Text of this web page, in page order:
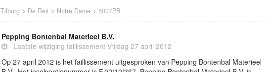
Tilburg > De Reit > Notre Dame > 5037PB
Pepping Bontenbal Materieel B.V.
Laatste wijziging faillissement Vrijdag 27 april 2012
Op 27 april 2012 is het faillissement uitgesproken van Pepping Bontenbal Materieel